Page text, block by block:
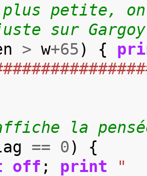
plus petite,
sur
> w+65) {
la
== 0)
{
off ; print
"